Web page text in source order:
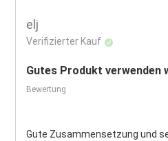
elj
Verifizierter Kauf
Gutes Produkt verwenden
Bewertung
Gute Zusammensetzung und